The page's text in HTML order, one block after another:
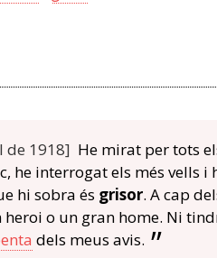
de 1918] He mirat per tots
he interrogat els més vells
hi sobra és grisor. A cap
heroi o un gran home. Ni
dels meus avis.